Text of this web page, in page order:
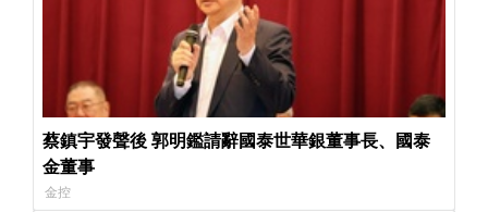
蔡鎮宇發聲後 郭明鑑請辭國泰世華銀董事長、國泰
金董事
金控